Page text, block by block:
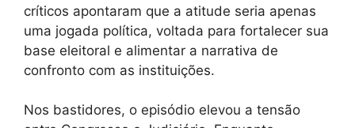
críticos apontaram que a atitude seria apenas
uma jogada política, voltada para fortalecer sua
base eleitoral e alimentar a narrativa de
confronto com as instituições.
Nos bastidores, o episódio elevou a tensão